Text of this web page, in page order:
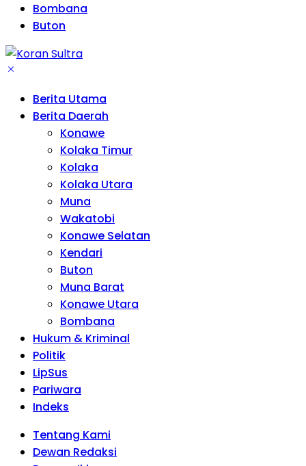
Bombana
Buton
Berita Utama
Berita Daerah
Konawe
Kolaka Timur
Kolaka
Kolaka Utara
Muna
Wakatobi
Konawe Selatan
Kendari
Buton
Muna Barat
Konawe Utara
Bombana
Hukum & Kriminal
Politik
LipSus
Pariwara
Indeks
Tentang Kami
Dewan Redaksi